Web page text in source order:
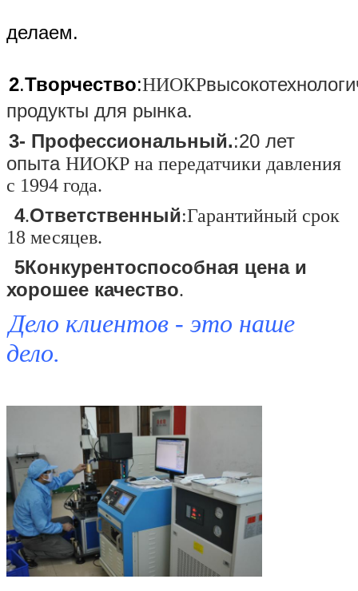
делаем.
2.Творчество:НИОКР
продукты для рынка.
3- Профессиональный.:20 лет
опыта НИОКР на передатчики давления
с 1994 года.
4.Ответственный:Гарантийный срок
18 месяцев.
5Конкурентоспособная цена и
хорошее качество.
Дело клиентов - это наше
дело.